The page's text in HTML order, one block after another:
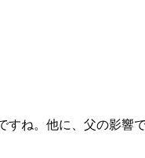
ね。他に、父の影